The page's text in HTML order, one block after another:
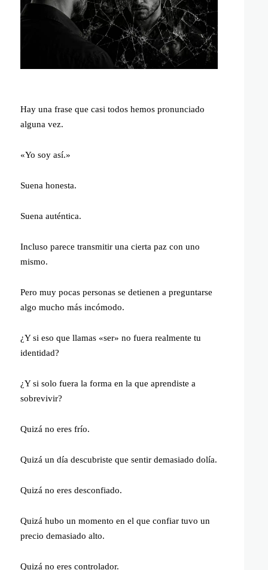
Hay una frase que casi todos hemos pronunciado
alguna vez.
«Yo soy así.»
Suena honesta.
Suena auténtica.
Incluso parece transmitir una cierta paz con uno
mismo.
Pero muy pocas personas se detienen a preguntarse
algo mucho más incómodo.
¿Y si eso que llamas «ser» no fuera realmente tu
identidad?
¿Y si solo fuera la forma en la que aprendiste a
sobrevivir?
Quizá no eres frío.
Quizá un día descubriste que sentir demasiado dolía.
Quizá no eres desconfiado.
Quizá hubo un momento en el que confiar tuvo un
precio demasiado alto.
Quizá no eres controlador.